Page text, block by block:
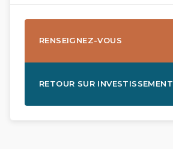
RENSEIGNEZ-VOUS
RETOUR SUR INVESTISSEMENT